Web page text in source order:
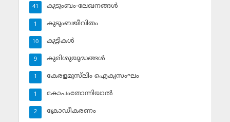
കുടുംബം-ലേഖനങ്ങള്‍
41
കുടുംബജീവിതം
1
കുട്ടികള്‍
10
കുരിശുയുദ്ധങ്ങള്‍
9
കേരളമുസ്‌ലിം ഐക്യസംഘം
1
കോപംതോന്നിയാല്‍
1
ക്രോഡീകരണം
2